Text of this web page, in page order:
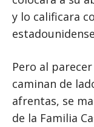
y lo calificara
Pero al
caminan de
afrentas, se
de la Familia